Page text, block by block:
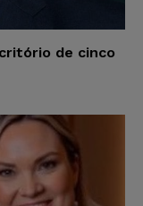
de cinco